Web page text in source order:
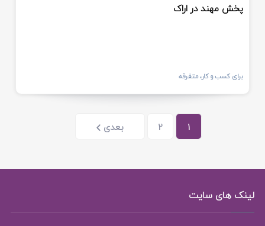
پخش مهند در اراک
برای کسب و کار، متفرقه
1
2 بعدی
لینک های سایت